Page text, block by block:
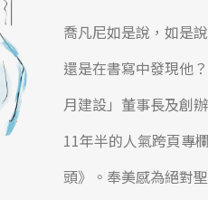
喬凡尼如是說，如是
還是在書寫中發現他
月建設」董事長及創
11年半的人氣跨頁專
頭》。奉美感為絕對